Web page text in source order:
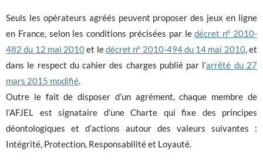
Seuls les opérateurs agréés peuvent proposer des jeux en ligne
en France, selon les conditions précisées par ledécret n° 2010-
482 du 12 mai 2010et ledécret n° 2010-494 du 14 mai 2010, et
dans le respect du cahier des charges publié par l’arrêté du 27
mars 2015 modifié.
Outre le fait de disposer d’un agrément, chaque membre de
l’AFJEL est signataire d’une Charte qui fixe des principes
déontologiques et d’actions autour des valeurs suivantes :
Intégrité, Protection, Responsabilité et Loyauté.